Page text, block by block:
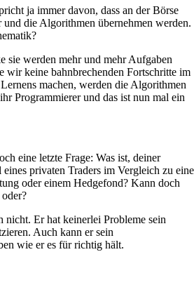
ja immer davon, dass an der Börse
die Algorithmen übernehmen werden.
sie werden mehr und mehr Aufgaben
wir keine bahnbrechenden Fortschritte im
machen, werden die Algorithmen
Programmierer und das ist nun mal ein
eine letzte Frage: Was ist, deiner
privaten Traders im Vergleich zu
oder einem Hedgefond? Kann doch
nicht. Er hat keinerlei Probleme sein
Auch kann er sein
wie er es für richtig hält.